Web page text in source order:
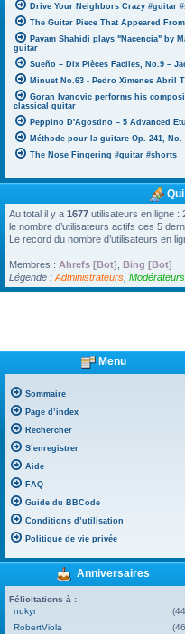
Drive Your Neighbors Crazy #guitar
The Guitar Piece That Appeared
Payam Shahidi plays "Nacencia" by
guitar
Sueño – Dix Pièces Faciles, No.9 –
Minuet No.63 - Pedro Ximenes Abril
Goran Ivanovic performs his
classical guitar
Peppino D'Agostino – 5 Advanced
Méthode pour la guitare Op. 241,
The Nose Fingering #guitar #shorts
Au total il y a 1677 utilisateurs en ligne :
le nombre d’utilisateurs actifs ces 5
Le record du nombre d’utilisateurs en
Membres : Ahrefs [Bot] Bing [Bot]
Légende : Administrateurs
Menu
Sommaire
Page d’index
Rechercher
S’enregistrer
Aide
FAQ
Guide du BBCode
Conditions d’utilisation
Politique de vie privée
Anniversaires
Félicitations à :
nukyr
RobertViola